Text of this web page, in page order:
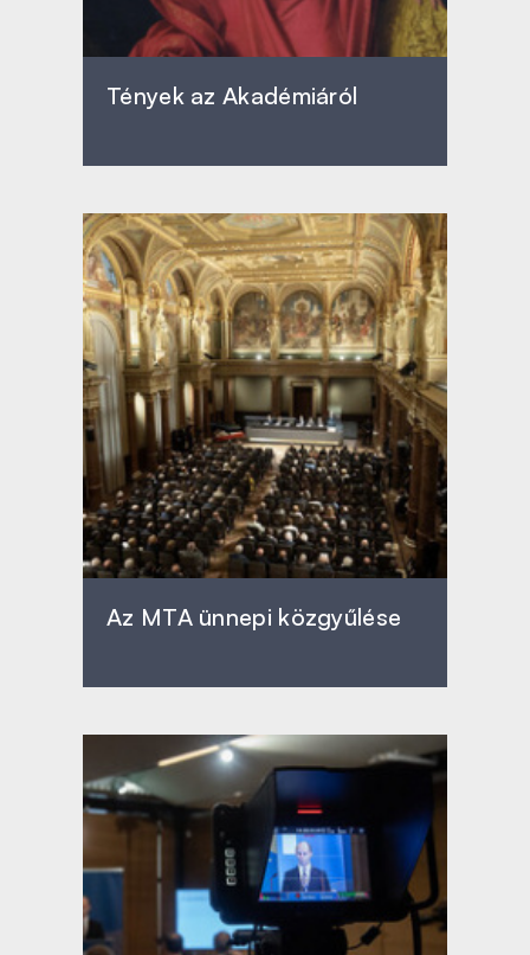
Tények az Akadémiáról
Az MTA ünnepi közgyűlése